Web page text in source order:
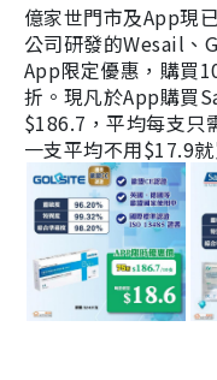
億家世門市及App現
公司研發的Wesail、
App限定優惠，購買
折。現凡於App購買
$186.7，平均每支只
一支平均不用$17.9